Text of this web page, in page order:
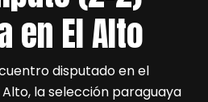
en El Alto
disputado en el
la selección paraguaya